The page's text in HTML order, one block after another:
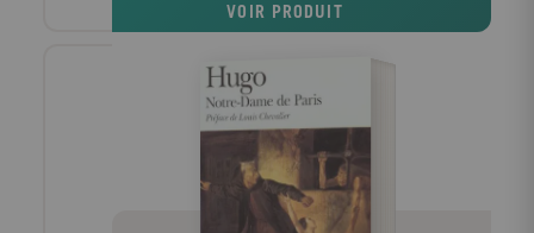
insolent mais sensible, il est l'un des personnages les
destin tragique de cette "petite grande âme" , Victor
Hugo plaide la cause de tous les enfants malheureux.
- Des extraits annotés relatant l'épopée de Gavroche -
Des questionnaires au fil du texte - Des documents
iconographiques exploités - Une présentation de
Victor Hugo et de son époque - Un aperçu du genre
du roman - Un groupement de textes : "L'enfance
VOIR PRODUIT